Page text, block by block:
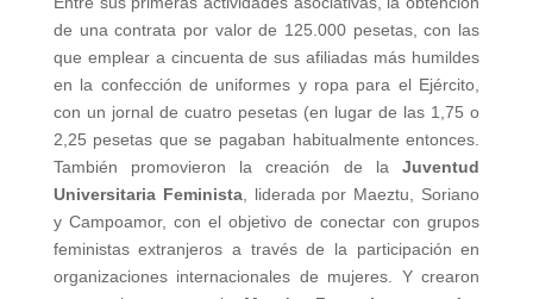
de una contrata por valor de 125.000 pesetas, con las
que emplear a cincuenta de sus afiliadas más humildes
en la confección de uniformes y ropa para el Ejército,
con un jornal de cuatro pesetas (en lugar de las 1,75 o
2,25 pesetas que se pagaban habitualmente entonces.
También promovieron la creación de laJuventud
Universitaria Feminista, liderada por Maeztu, Soriano
y Campoamor, con el objetivo de conectar con grupos
feministas extranjeros a través de la participación en
organizaciones internacionales de mujeres. Y crearon